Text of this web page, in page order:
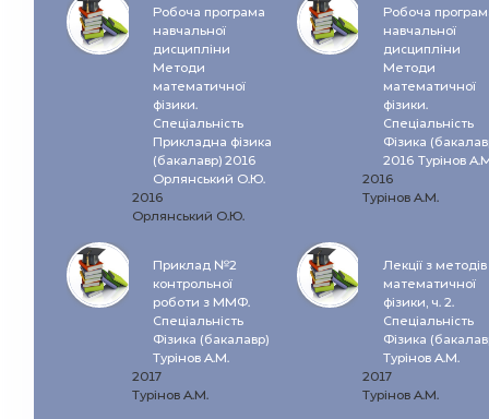
Робоча програма
навчальної
дисципліни
Методи
математичної
фізики.
Спеціальність
Прикладна фізика
(бакалавр) 2016
Орлянський О.Ю.
2016
Орлянський О.Ю.
Робоча
навчальної
дисципліни
Методи
математичної
фізики.
Спеціальність
Фізика
2016 Турінов
2016
Турінов А.М.
Приклад №2
контрольної
роботи з ММФ.
Спеціальність
Фізика (бакалавр)
Турінов А.М.
2017
Турінов А.М.
Лекції з методів
математичної
фізики, ч. 2.
Спеціальність
Фізика
Турінов А.М.
2017
Турінов А.М.